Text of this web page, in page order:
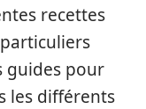
recettes
guides pour
les différents